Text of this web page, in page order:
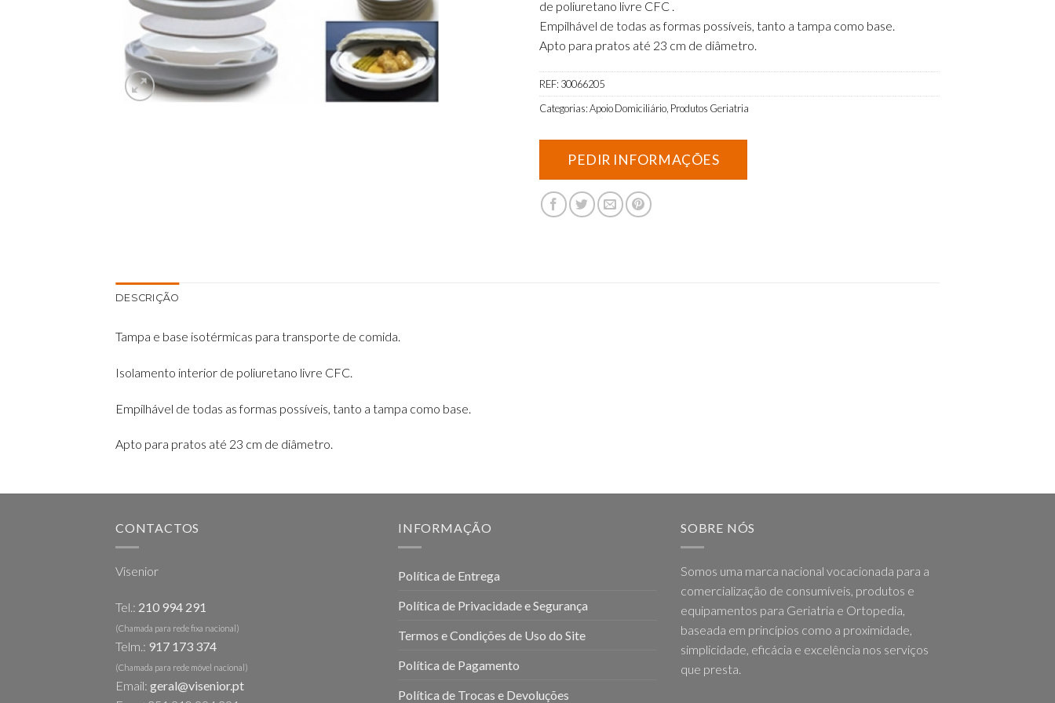
de poliuretano livre CFC .
Empilhável de todas as formas possíveis, tanto a tampa como base.
Apto para pratos até 23 cm de diâmetro.
REF: 30066205
Categorias:Apoio Domiciliário Produtos Geriatria
DESCRIÇÃO
Tampa e base isotérmicas para transporte de comida.
Isolamento interior de poliuretano livre CFC.
Empilhável de todas as formas possíveis, tanto a tampa como base.
Apto para pratos até 23 cm de diâmetro.
CONTACTOS
Visenior
Tel.: 210 994 291
(Chamada para rede fixa nacional)
Telm.: 917 173 374
(Chamada para rede móvel nacional)
Email: geral@visenior.pt
INFORMAÇÃO
Política de Entrega
Política de Privacidade e Segurança
Termos e Condições de Uso do Site
Política de Pagamento
Política de Trocas e Devoluções
SOBRE NÓS
Somos uma marca nacional vocacionada para a
comercialização de consumíveis, produtos e
equipamentos para Geriatria e Ortopedia,
baseada em princípios como a proximidade,
simplicidade, eficácia e excelência nos serviços
que presta.